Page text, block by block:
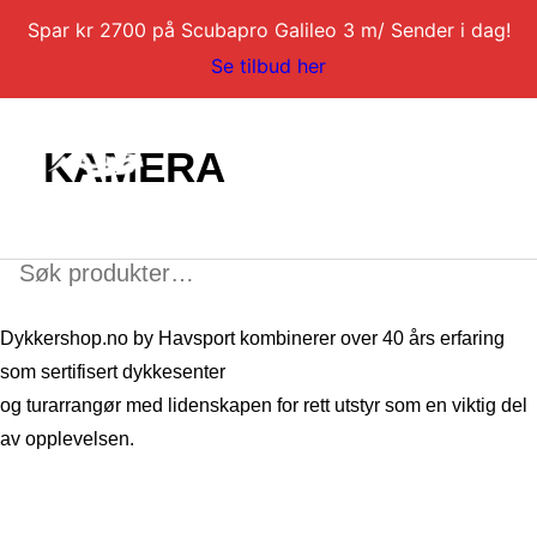
Spar kr 2700 på Scubapro Galileo 3 m/ Sender i dag!
Se tilbud her
DYKKERTURER
SERVICE
BLI DYKKERINSTRUKTØR
KAMERA
Søk
etter:
Dykkershop.no by Havsport kombinerer over 40 års erfaring
som sertifisert dykkesenter
og turarrangør med lidenskapen for rett utstyr som en viktig del
av opplevelsen.